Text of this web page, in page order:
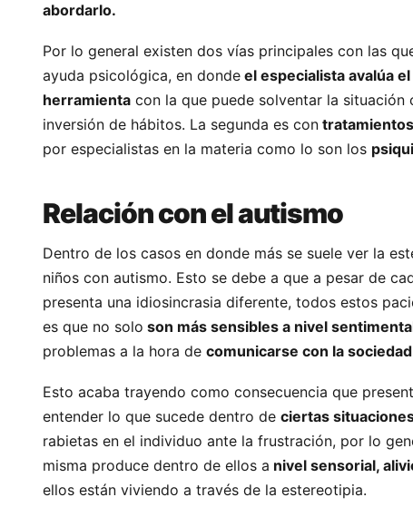
abordarlo.
Por lo general existen dos vías principales con las
ayuda psicológica, en donde el especialista avalúa
herramienta con la que puede solventar la
inversión de hábitos. La segunda es con
por especialistas en la materia como lo son los
Relación con el autismo
Dentro de los casos en donde más se suele ver la
niños con autismo. Esto se debe a que a pesar de
presenta una idiosincrasia diferente, todos estos
es que no solo son más sensibles a nivel
problemas a la hora de comunicarse con la
Esto acaba trayendo como consecuencia que
entender lo que sucede dentro de ciertas
rabietas en el individuo ante la frustración, por lo
misma produce dentro de ellos a nivel sensorial,
ellos están viviendo a través de la estereotipia.